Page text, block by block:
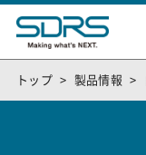
トップ 製品情報